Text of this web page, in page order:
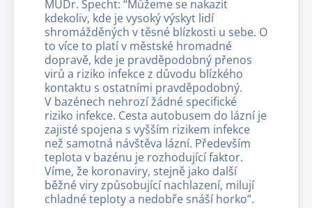
MUDr. Specht: “Můžeme se nakazit
kdekoliv, kde je vysoký výskyt lidí
shromážděných v těsné blízkosti u sebe. O
to více to platí v městské hromadné
dopravě, kde je pravděpodobný přenos
virů a riziko infekce z důvodu blízkého
kontaktu s ostatními pravděpodobný.
V bazénech nehrozí žádné specifické
riziko infekce. Cesta autobusem do lázní je
zajisté spojena s vyšším rizikem infekce
než samotná návštěva lázní. Především
teplota v bazénu je rozhodující faktor.
Víme, že koronaviry, stejně jako další
běžné viry způsobující nachlazení, milují
chladné teploty a nedobře snáší horko”.